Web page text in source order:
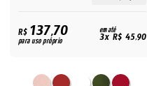
R$137,70
para uso próprio
em até
3x R$ 45,90